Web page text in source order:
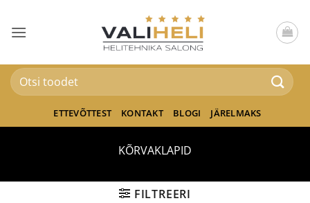
content
Otsi:
ETTEVÕTTEST KONTAKT BLOGI JÄRELMAKS
KÕRVAKLAPID
FILTREERI